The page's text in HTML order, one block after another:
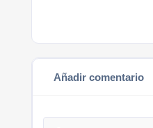
Añadir comentario